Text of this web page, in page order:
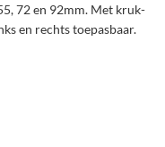
72 en 92mm. Met kruk-
en rechts toepasbaar.